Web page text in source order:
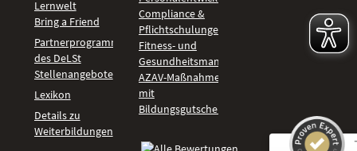
Lernwelt
Bring a Friend
Partnerprogramm
des DeLSt
Stellenangebote
Lexikon
Details zu
Weiterbildungen
Compliance &
Pflichtschulungen
Fitness- und
Gesundheitsmanagement
AZAV-Maßnahmen
mit
Bildungsgutschein